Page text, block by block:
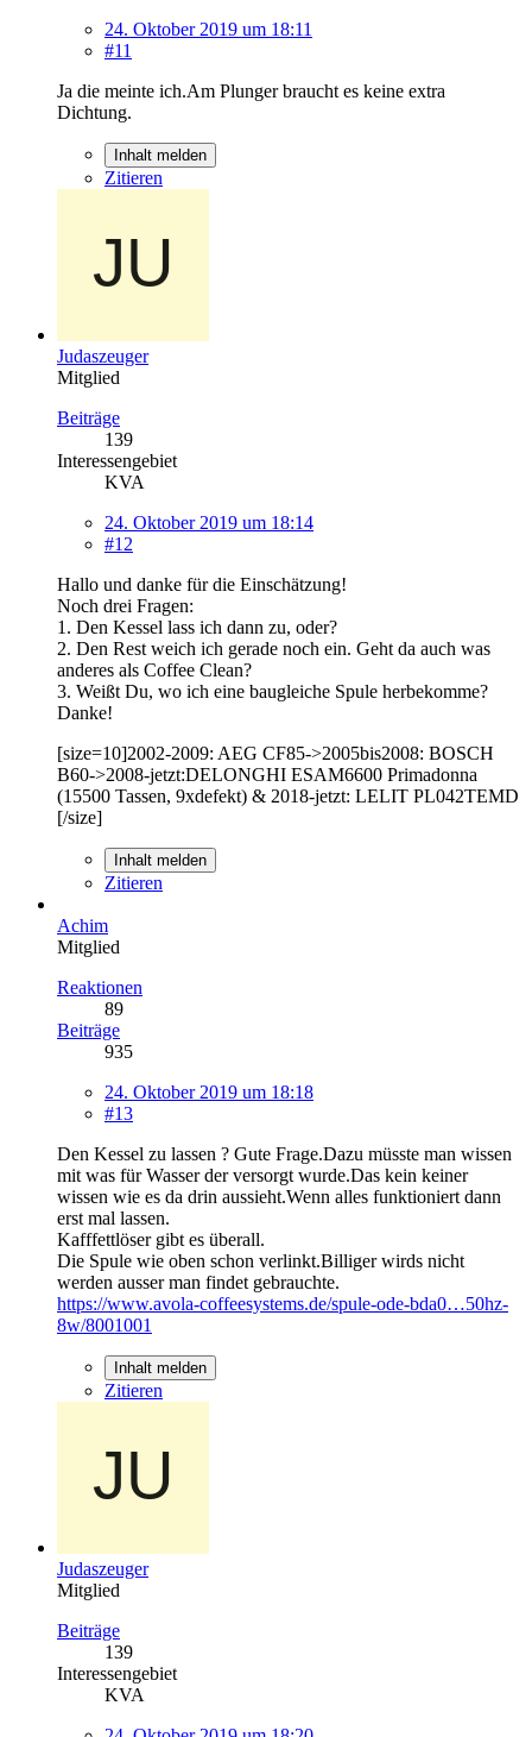
24. Oktober 2019 um 18:11
#11
Ja die meinte ich.Am Plunger braucht es keine extra
Dichtung.
Inhalt melden
Zitieren
Judaszeuger
Mitglied
Beiträge
139
Interessengebiet
KVA
24. Oktober 2019 um 18:14
#12
Hallo und danke für die Einschätzung!
Noch drei Fragen:
1. Den Kessel lass ich dann zu, oder?
2. Den Rest weich ich gerade noch ein. Geht da auch was
anderes als Coffee Clean?
3. Weißt Du, wo ich eine baugleiche Spule herbekomme?
Danke!
[size=10]2002-2009: AEG CF85->2005bis2008: BOSCH
B60->2008-jetzt:DELONGHI ESAM6600 Primadonna
(15500 Tassen, 9xdefekt) & 2018-jetzt: LELIT PL042TEMD
[/size]
Inhalt melden
Zitieren
Achim
Mitglied
Reaktionen
89
Beiträge
935
24. Oktober 2019 um 18:18
#13
Den Kessel zu lassen ? Gute Frage.Dazu müsste man wissen
mit was für Wasser der versorgt wurde.Das kein keiner
wissen wie es da drin aussieht.Wenn alles funktioniert dann
erst mal lassen.
Kafffettlöser gibt es überall.
Die Spule wie oben schon verlinkt.Billiger wirds nicht
werden ausser man findet gebrauchte.
https://www.avola-coffeesystems.de/spule-ode-bda0…50hz-
8w/8001001
Inhalt melden
Zitieren
Judaszeuger
Mitglied
Beiträge
139
Interessengebiet
KVA